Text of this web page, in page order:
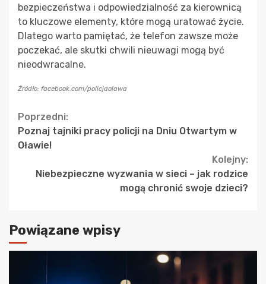
bezpieczeństwa i odpowiedzialność za kierownicą
to kluczowe elementy, które mogą uratować życie.
Dlatego warto pamiętać, że telefon zawsze może
poczekać, ale skutki chwili nieuwagi mogą być
nieodwracalne.
Źródło: facebook.com/policjaolawa
Continue
Reading
Poprzedni:
Poznaj tajniki pracy policji na Dniu Otwartym w
Oławie!
Kolejny:
Niebezpieczne wyzwania w sieci – jak rodzice
mogą chronić swoje dzieci?
Powiązane wpisy